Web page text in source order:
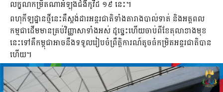
លក្ខណ​កម្រិត​ណា​អំឡុង​ជំងឺ​កូវីដ​ ១៩​ នេះ។​
ពហុ​កីឡដ្ឋាន​ថ្មី​នេះ​គឺ​ស្តង់ដារ​អន្តរជាតិ​ទាំង​តារាង​បាល់ទាត់​ និង​អត្តពល
កម្ម​ជា​ដើម​មាន​គ្រប់​វិញ្ញាសា​ទាំង​អស់​ ដូច្នេះ​ហើយ​ចាប់​ពី​ខែ​តុលា​ខាង​មុខ​
នេះ​ទៅ​គឺ​កម្ពុជា​អាច​នឹង​ទទួល​រៀបចំ​ព្រឹត្តិការណ៍​តូច​ធំ​កម្រិត​អន្តរជាតិ​បាន​
ហើយ។​